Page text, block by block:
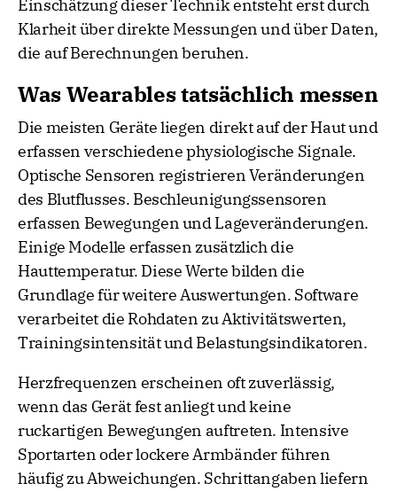
Einschätzung dieser Technik entsteht erst durch
Klarheit über direkte Messungen und über Daten,
die auf Berechnungen beruhen.
Was Wearables tatsächlich messen
Die meisten Geräte liegen direkt auf der Haut und
erfassen verschiedene physiologische Signale.
Optische Sensoren registrieren Veränderungen
des Blutflusses. Beschleunigungssensoren
erfassen Bewegungen und Lageveränderungen.
Einige Modelle erfassen zusätzlich die
Hauttemperatur. Diese Werte bilden die
Grundlage für weitere Auswertungen. Software
verarbeitet die Rohdaten zu Aktivitätswerten,
Trainingsintensität und Belastungsindikatoren.
Herzfrequenzen erscheinen oft zuverlässig,
wenn das Gerät fest anliegt und keine
ruckartigen Bewegungen auftreten. Intensive
Sportarten oder lockere Armbänder führen
häufig zu Abweichungen. Schrittangaben liefern